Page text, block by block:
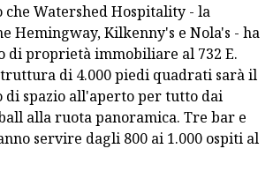
che Watershed Hospitality - la
Hemingway, Kilkenny's e Nola's - ha
di proprietà immobiliare al 732 E.
di 4.000 piedi quadrati sarà il
di spazio all'aperto per tutto dai
alla ruota panoramica. Tre bar e
servire dagli 800 ai 1.000 ospiti al